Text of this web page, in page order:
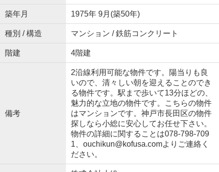
築年月 1975年 9月(築50年)
種別 / 構造 マンション / 鉄筋コンクリート
階建 4階建
備考
2沿線利用可能な物件です。陽当りも良
いので、清々しい朝を迎えることのでき
る物件です。駅まで歩いて13分ほどの、
魅力的な立地の物件です。こちらの物件
はマンションです。神戸市長田区の物件
探しなら小総に安心してお任せ下さい。
物件の詳細に関することは078-798-709
1、ouchikun@kofusa.comよりご連絡く
ださい。